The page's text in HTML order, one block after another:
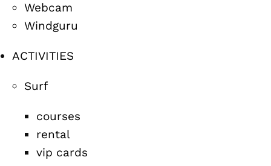
Webcam
Windguru
ACTIVITIES
Surf
courses
rental
vip cards